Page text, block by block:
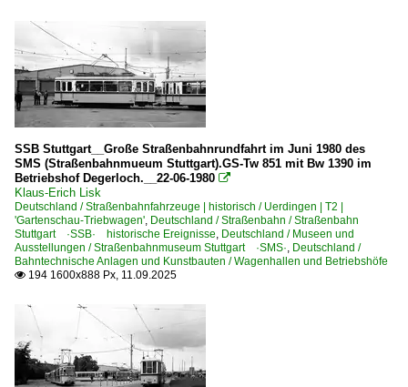
SSB Stuttgart__Große Straßenbahnrundfahrt im Juni 1980 des
SMS (Straßenbahnmueum Stuttgart).GS-Tw 851 mit Bw 1390 im
Betriebshof Degerloch.__22-06-1980 
Klaus-Erich Lisk
Deutschland / Straßenbahnfahrzeuge | historisch / Uerdingen | T2 |
'Gartenschau-Triebwagen', Deutschland / Straßenbahn / Straßenbahn
Stuttgart ·SSB· historische Ereignisse, Deutschland / Museen und
Ausstellungen / Straßenbahnmuseum Stuttgart ·SMS·, Deutschland /
Bahntechnische Anlagen und Kunstbauten / Wagenhallen und Betriebshöfe
 194 1600x888 Px, 11.09.2025